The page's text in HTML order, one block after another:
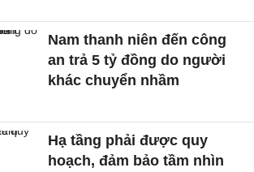
Nam thanh niên đến công
an trả 5 tỷ đồng do người
khác chuyển nhầm
Hạ tầng phải được quy
hoạch, đảm bảo tầm nhìn